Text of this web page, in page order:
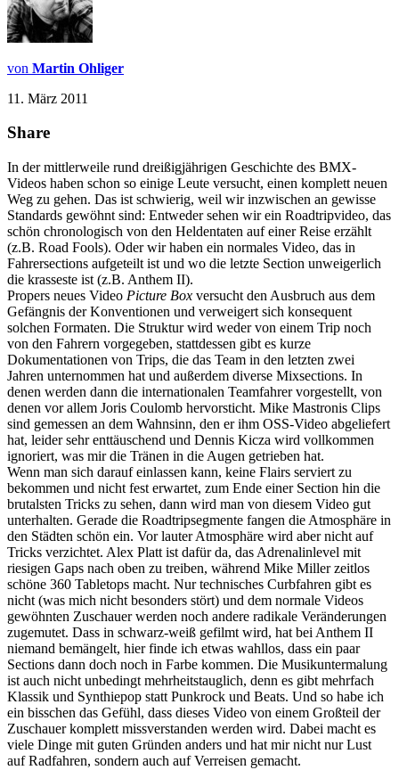
von Martin Ohliger
11. März 2011
Share
In der mittlerweile rund dreißigjährigen Geschichte des BMX-
Videos haben schon so einige Leute versucht, einen komplett neuen
Weg zu gehen. Das ist schwierig, weil wir inzwischen an gewisse
Standards gewöhnt sind: Entweder sehen wir ein Roadtripvideo, das
schön chronologisch von den Heldentaten auf einer Reise erzählt
(z.B. Road Fools). Oder wir haben ein normales Video, das in
Fahrersections aufgeteilt ist und wo die letzte Section unweigerlich
die krasseste ist (z.B. Anthem II).
Propers neues Video Picture Box versucht den Ausbruch aus dem
Gefängnis der Konventionen und verweigert sich konsequent
solchen Formaten. Die Struktur wird weder von einem Trip noch
von den Fahrern vorgegeben, stattdessen gibt es kurze
Dokumentationen von Trips, die das Team in den letzten zwei
Jahren unternommen hat und außerdem diverse Mixsections. In
denen werden dann die internationalen Teamfahrer vorgestellt, von
denen vor allem Joris Coulomb hervorsticht. Mike Mastronis Clips
sind gemessen an dem Wahnsinn, den er ihm OSS-Video abgeliefert
hat, leider sehr enttäuschend und Dennis Kicza wird vollkommen
ignoriert, was mir die Tränen in die Augen getrieben hat.
Wenn man sich darauf einlassen kann, keine Flairs serviert zu
bekommen und nicht fest erwartet, zum Ende einer Section hin die
brutalsten Tricks zu sehen, dann wird man von diesem Video gut
unterhalten. Gerade die Roadtripsegmente fangen die Atmosphäre in
den Städten schön ein. Vor lauter Atmosphäre wird aber nicht auf
Tricks verzichtet. Alex Platt ist dafür da, das Adrenalinlevel mit
riesigen Gaps nach oben zu treiben, während Mike Miller zeitlos
schöne 360 Tabletops macht. Nur technisches Curbfahren gibt es
nicht (was mich nicht besonders stört) und dem normale Videos
gewöhnten Zuschauer werden noch andere radikale Veränderungen
zugemutet. Dass in schwarz-weiß gefilmt wird, hat bei Anthem II
niemand bemängelt, hier finde ich etwas wahllos, dass ein paar
Sections dann doch noch in Farbe kommen. Die Musikuntermalung
ist auch nicht unbedingt mehrheitstauglich, denn es gibt mehrfach
Klassik und Synthiepop statt Punkrock und Beats. Und so habe ich
ein bisschen das Gefühl, dass dieses Video von einem Großteil der
Zuschauer komplett missverstanden werden wird. Dabei macht es
viele Dinge mit guten Gründen anders und hat mir nicht nur Lust
auf Radfahren, sondern auch auf Verreisen gemacht.